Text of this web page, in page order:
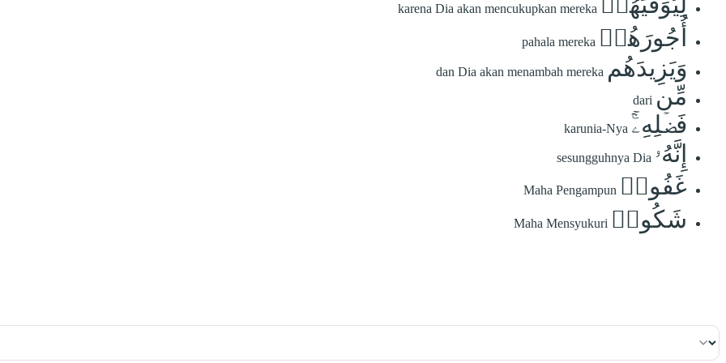
karena Dia akan mencukupkan mereka
أُجُورَهُمۡ pahala mereka
وَيَزِيدَهُم dan Dia akan menambah mereka
مِّن dari
فَضۡلِهِۦٓۚ karunia-Nya
إِنَّهُۥ sesungguhnya Dia
غَفُورٞ Maha Pengampun
شَكُورٞ Maha Mensyukuri